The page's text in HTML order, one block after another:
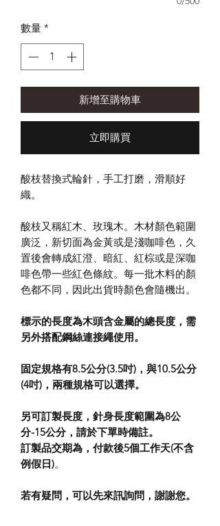
數量 *
新增至購物車
立即購買
酸枝替換式輪針，手工打磨，滑順好
織。
酸枝又稱紅木、玫瑰木。木材顏色範圍
廣泛，新切面為金黃或是淺咖啡色，久
置後會轉成紅澄、暗紅、紅棕或是深咖
啡色帶一些紅色條紋。每一批木料的顏
色都不同，因此出貨時顏色會隨機出。
標示的長度為木頭含金屬的總長度，需
另外搭配鋼絲連接繩使用。
固定規格有8.5公分(3.5吋)，與10.5公分
(4吋)，兩種規格可以選擇。
另可訂製長度，針身長度範圍為8公
分-15公分，請於下單時備註。
訂製品交期為，付款後5個工作天(不含
例假日)。
若有疑問，可以先來訊詢問，謝謝您。